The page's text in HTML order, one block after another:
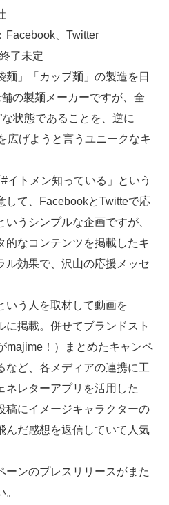
Facebook、Twitter
了未定
麺」「カップ麺」の製造を日
の製麺メーカーですが、全
状態であることを、逆に
広げようと言うユニークなキ
イトメン知っている」という
して、FacebookとTwitteで応
うシンプルな企画ですが、
的なコンテンツを掲載したキ
ル効果で、沢山の応援メッセ
いう人を取材して動画を
に掲載。併せてブランドスト
majime！）まとめたキャンペ
など、各メディアの連携に工
ネレターアプリを活用した
稿にイメージキャラクターの
んだ感想を返信していて人気
ーンのプレスリリースがまた